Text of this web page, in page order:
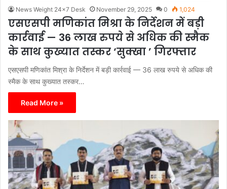
News Weight 24x7 Desk November 29, 2025 0 1,024
एसएसपी मणिकांत मिश्रा के निर्देशन में बड़ी
कार्रवाई — 36 लाख रुपये से अधिक की स्मैक
के साथ कुख्यात तस्कर ‘सुक्खा ’ गिरफ्तार
एसएसपी मणिकांत मिश्रा के निर्देशन में बड़ी कार्रवाई — 36 लाख रुपये से अधिक की
स्मैक के साथ कुख्यात तस्कर…
Read More »